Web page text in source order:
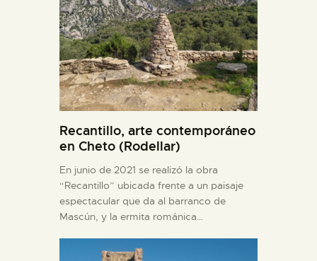
Recantillo, arte contemporáneo
en Cheto (Rodellar)
En junio de 2021 se realizó la obra
“Recantillo” ubicada frente a un paisaje
espectacular que da al barranco de
Mascún, y la ermita románica…